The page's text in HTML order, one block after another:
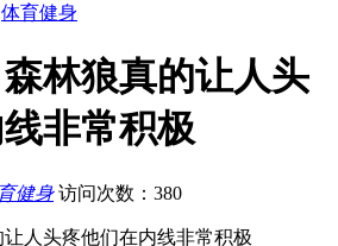
体育健身
林狼真的让人头
非常积极
健身 访问次数：380
人头疼他们在内线非常积极